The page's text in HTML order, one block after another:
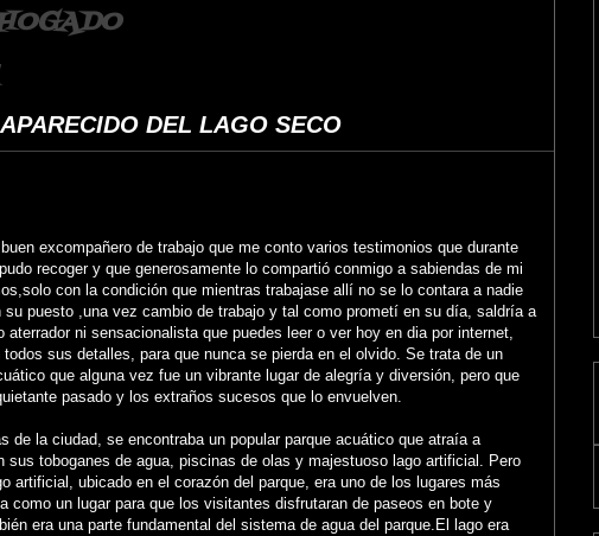
DEL LAGO SECO
excompañero de trabajo que me conto varios testimonios que durante
recoger y que generosamente lo compartió conmigo a sabiendas de mi
con la condición que mientras trabajase allí no se lo contara a nadie
su puesto ,una vez cambio de trabajo y tal como prometí en su día, saldría a
aterrador ni sensacionalista que puedes leer o ver hoy en dia por internet,
sus detalles, para que nunca se pierda en el olvido. Se trata de un
que alguna vez fue un vibrante lugar de alegría y diversión, pero que
pasado y los extraños sucesos que lo envuelven.
de la ciudad, se encontraba un popular parque acuático que atraía a
sus toboganes de agua, piscinas de olas y majestuoso lago artificial. Pero
artificial, ubicado en el corazón del parque, era uno de los lugares más
como un lugar para que los visitantes disfrutaran de paseos en bote y
era una parte fundamental del sistema de agua del parque.El lago era